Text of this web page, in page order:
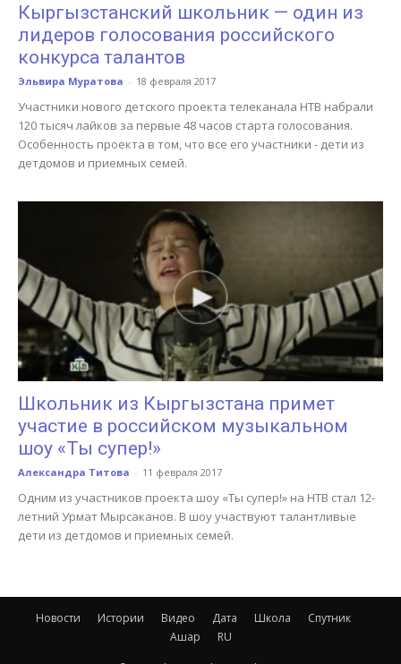
Кыргызстанский школьник — один из
лидеров голосования российского
конкурса талантов
Эльвира Муратова - 18 февраля 2017
Участники нового детского проекта телеканала НТВ набрали
120 тысяч лайков за первые 48 часов старта голосования.
Особенность проекта в том, что все его участники - дети из
детдомов и приемных семей.
Школьник из Кыргызстана примет
участие в российском музыкальном
шоу «Ты супер!»
Александра Титова - 11 февраля 2017
Одним из участников проекта шоу «Ты супер!» на НТВ стал 12-
летний Урмат Мырсаканов. В шоу участвуют талантливые
дети из детдомов и приемных семей.
Новости Истории Видео Дата Школа
Спутник
Ашар
RU